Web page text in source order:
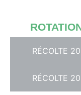
RÉCOLTE
RÉCOLTE